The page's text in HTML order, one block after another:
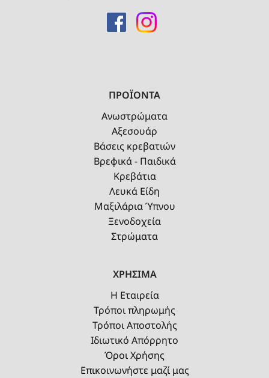
ΠΡΟΪΟΝΤΑ
Ανωστρώματα
Αξεσουάρ
Βάσεις κρεβατιών
Βρεφικά - Παιδικά
Κρεβάτια
Λευκά Είδη
Μαξιλάρια Ύπνου
Ξενοδοχεία
Στρώματα
ΧΡΗΣΙΜΑ
Η Εταιρεία
Τρόποι πληρωμής
Τρόποι Αποστολής
Ιδιωτικό Απόρρητο
Όροι Χρήσης
Επικοινωνήστε μαζί μας